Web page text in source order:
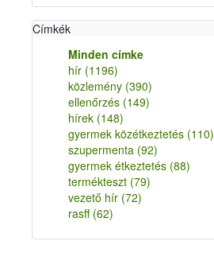
Címkék
Minden címke
hír (1196)
közlemény (390)
ellenőrzés (149)
hírek (148)
gyermek közétkeztetés (110)
szupermenta (92)
gyermek étkeztetés (88)
termékteszt (79)
vezető hír (72)
rasff (62)